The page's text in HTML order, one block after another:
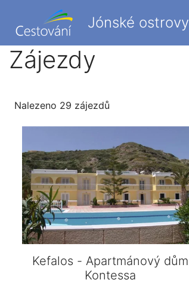
Jónské ostrovy
Zájezdy
Nalezeno 29 zájezdů
Kefalos - Apartmánový dům
Kontessa